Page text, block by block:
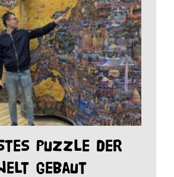
Puzzle der
gebaut